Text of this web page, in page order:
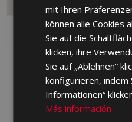
BYBLOS ARENA 45 X 90
Zu Favoriten
hinzufügen
mit Ihren
können alle Cookies
Sie auf die
klicken, ihre
Sie auf „Ablehnen“
konfigurieren, indem
Informationen“
Más información